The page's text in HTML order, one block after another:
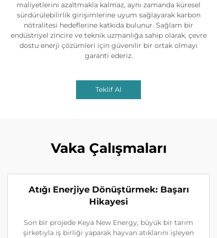
maliyetlerini azaltmakla kalmaz, aynı zamanda küresel
sürdürülebilirlik girişimlerine uyum sağlayarak karbon
nötralitesi hedeflerine katkıda bulunur. Sağlam bir
endüstriyel zincire ve teknik uzmanlığa sahip olarak, çevre
dostu enerji çözümleri için güvenilir bir ortak olmayı
garanti ederiz.
Teklif Al
Vaka Çalışmaları
Atığı Enerjiye Dönüştürmek: Başarı
Hikayesi
Son bir projede Keya New Energy, büyük bir tarım
şirketıyla iş birliği yaparak hayvan atıklarını işleyen